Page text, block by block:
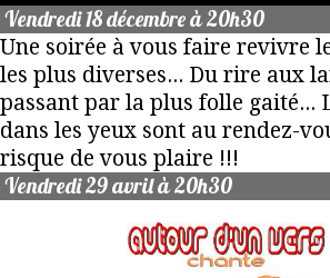
Vendredi 18 décembre à 20h30
Une soirée à vous faire revivre
les plus diverses... Du rire aux
passant par la plus folle gaité...
dans les yeux sont au rendez-
risque de vous plaire !!!
Vendredi 29 avril à 20h30